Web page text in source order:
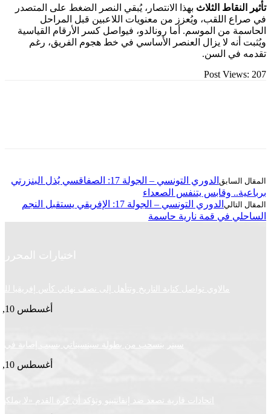
الثلاثبهذا الانتصار، يُبقي النصر الضغط على المتصدر
اللقب، ويُعزز من معنويات اللاعبين قبل المراحل
من الموسم. أما رونالدو، فيواصل كسر الأرقام القياسية
لا يزال العنصر الأساسي في خط هجوم الفريق، رغم
السن.
Post
الدوري التونسي – الجولة 17: الصفاقسي يُذل البنزرتي
وقابس يتنفس الصعداء
الدوري التونسي – الجولة 17: الإفريقي يستقبل النجم
في قمة نارية حاسمة
اختيارات المحرر
مالاوي تواصل كتابة التاريخ وتتأهل إلى نصف نهائي كأس إفريقيا للسيدات
أغسطس 10, 2026
سينر ينسحب من بطولة سينسيناتي بسبب إصابة في الركبة
أغسطس 10, 2026
اتحادات قارية تصعد ضد إنفانتينو وتؤكد أن كرة القدم «لا يملكها فرد»